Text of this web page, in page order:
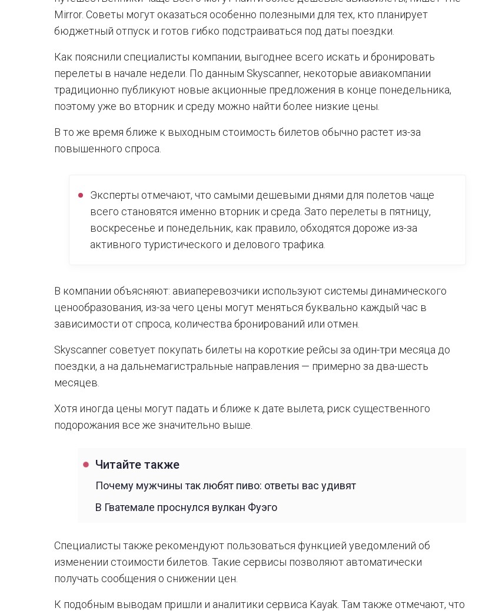
Mirror. Советы могут оказаться особенно полезными для тех, кто планирует
бюджетный отпуск и готов гибко подстраиваться под даты поездки.
Как пояснили специалисты компании, выгоднее всего искать и бронировать
перелеты в начале недели. По данным Skyscanner, некоторые авиакомпании
традиционно публикуют новые акционные предложения в конце понедельника,
поэтому уже во вторник и среду можно найти более низкие цены.
В то же время ближе к выходным стоимость билетов обычно растет из-за
повышенного спроса.
Эксперты отмечают, что самыми дешевыми днями для полетов чаще
всего становятся именно вторник и среда. Зато перелеты в пятницу,
воскресенье и понедельник, как правило, обходятся дороже из-за
активного туристического и делового трафика.
В компании объясняют: авиаперевозчики используют системы динамического
ценообразования, из-за чего цены могут меняться буквально каждый час в
зависимости от спроса, количества бронирований или отмен.
Skyscanner советует покупать билеты на короткие рейсы за один-три месяца до
поездки, а на дальнемагистральные направления — примерно за два-шесть
месяцев.
Хотя иногда цены могут падать и ближе к дате вылета, риск существенного
подорожания все же значительно выше.
Читайте также
Почему мужчины так любят пиво: ответы вас удивят
В Гватемале проснулся вулкан Фуэго
Специалисты также рекомендуют пользоваться функцией уведомлений об
изменении стоимости билетов. Такие сервисы позволяют автоматически
получать сообщения о снижении цен.
К подобным выводам пришли и аналитики сервиса Kayak. Там также отмечают, что